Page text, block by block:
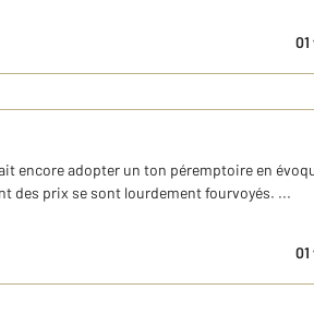
encore adopter un ton péremptoire en
des prix se sont lourdement fourvoyés. ...